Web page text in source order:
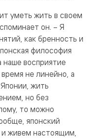
уметь жить в своем
он. – Я
как бренность и
философия
наше восприятие
не линейно, а
жить
но без
то можно
японский
живем настоящим,